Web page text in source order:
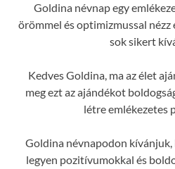
Goldina névnap egy
örömmel és optimizmussal
sok sikert
Kedves Goldina, ma az élet
meg ezt az ajándékot
létre emlékezetes
Goldina névnapodon
legyen pozitívumokkal és